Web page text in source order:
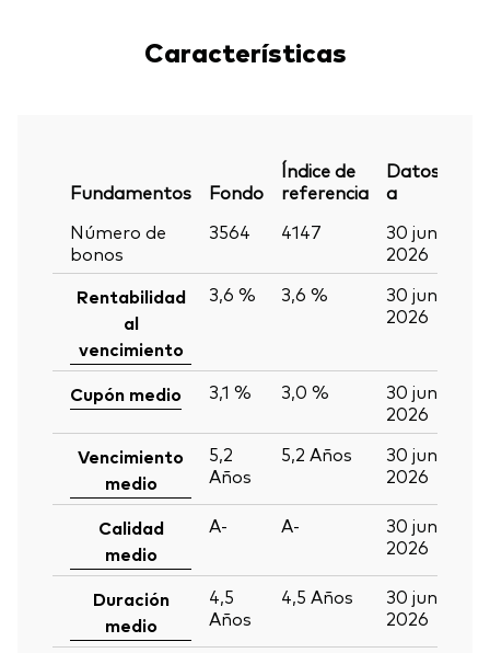
Características
Fundamentos Fondo
Índice de
referencia
Datos
a
Número de
bonos
3564 4147
30 jun
2026
Rentabilidad
al
vencimiento
3,6 % 3,6 %
30 jun
2026
Cupón medio 3,1 % 3,0 %
30 jun
2026
Vencimiento
medio
5,2
Años
5,2 Años
30 jun
2026
Calidad
medio
A- A-
30 jun
2026
Duración
medio
4,5
Años
4,5 Años
30 jun
2026